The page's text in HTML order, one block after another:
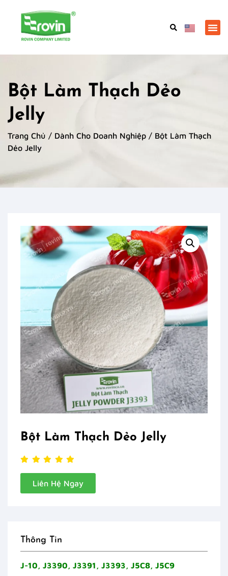
Bột Làm Thạch Dẻo
Jelly
Trang Chủ / Dành Cho Doanh Nghiệp / Bột Làm Thạch
Dẻo Jelly
Bột Làm Thạch Dẻo Jelly
Liên Hệ Ngay
Thông Tin
J-10, J3390, J3391, J3393, J5C8, J5C9